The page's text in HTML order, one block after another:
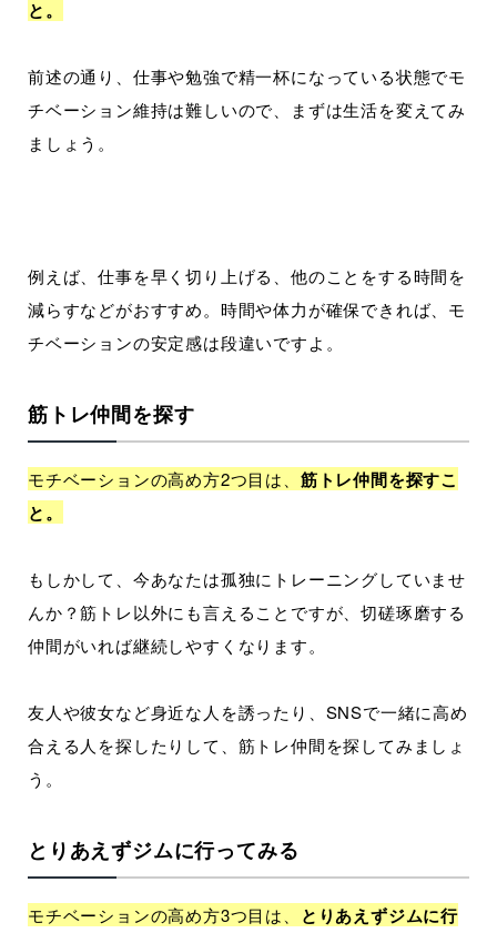
と。
前述の通り、仕事や勉強で精一杯になっている状態でモ
チベーション維持は難しいので、まずは生活を変えてみ
ましょう。
例えば、仕事を早く切り上げる、他のことをする時間を
減らすなどがおすすめ。時間や体力が確保できれば、モ
チベーションの安定感は段違いですよ。
筋トレ仲間を探す
モチベーションの高め方2つ目は、 筋トレ仲間を探すこ
と。
もしかして、今あなたは孤独にトレーニングしていませ
んか？筋トレ以外にも言えることですが、切磋琢磨する
仲間がいれば継続しやすくなります。
友人や彼女など身近な人を誘ったり、SNSで一緒に高め
合える人を探したりして、筋トレ仲間を探してみましょ
う。
とりあえずジムに行ってみる
モチベーションの高め方3つ目は、 とりあえずジムに行